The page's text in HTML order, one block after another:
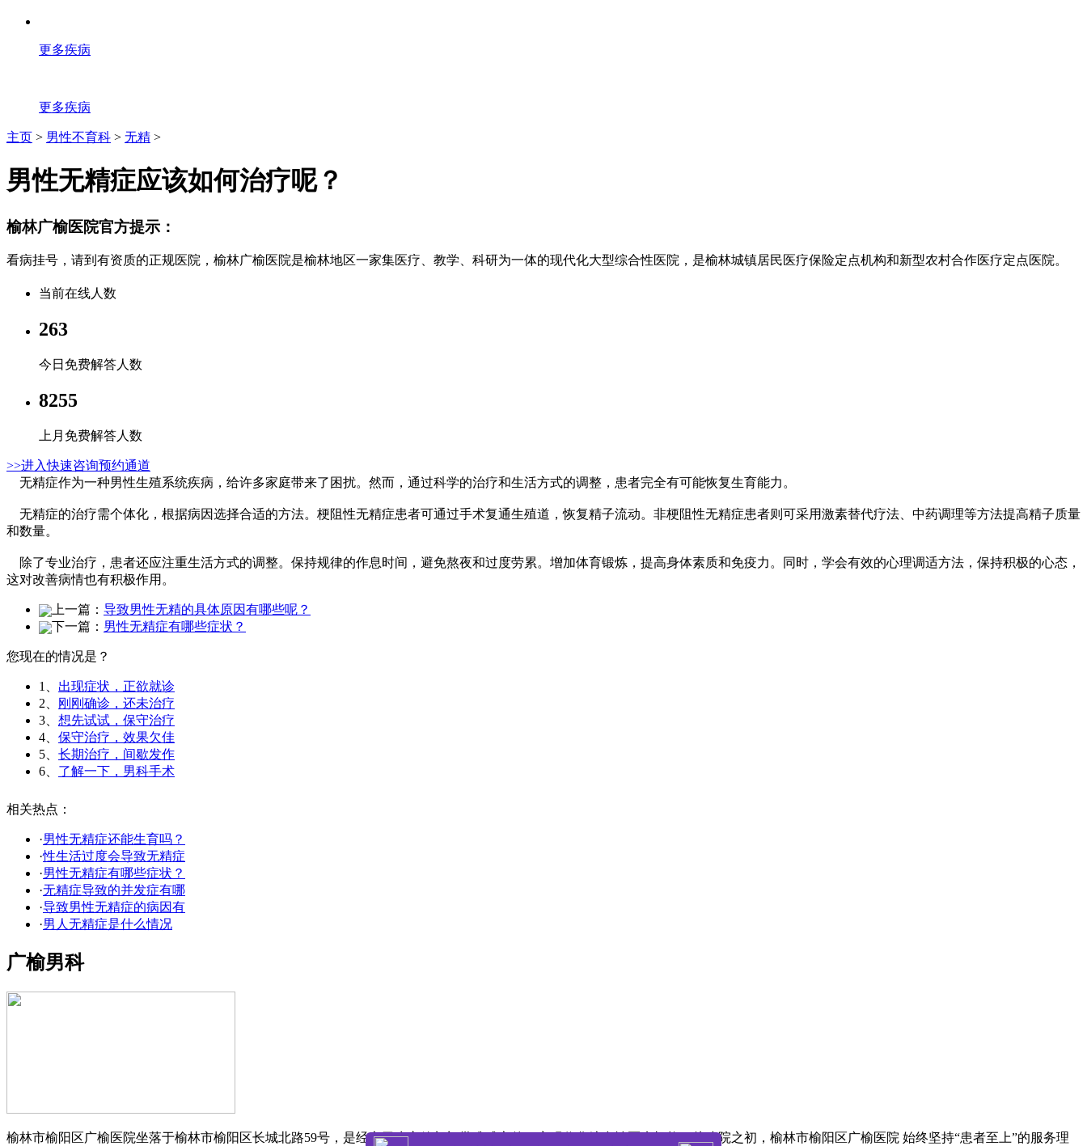
更多疾病
更多疾病
主页 > 男性不育科 > 无精 >
男性无精症应该如何治疗呢？
榆林广榆医院官方提示：
看病挂号，请到有资质的正规医院，榆林广榆医院是榆林地区一家集医疗、教学、科研为一体的现代化大型综合性医院，是榆林城镇居民医疗保险定点机构和新型农村合作医疗定点医院。
当前在线人数
263
今日免费解答人数
8255
上月免费解答人数
>>进入快速咨询预约通道
无精症作为一种男性生殖系统疾病，给许多家庭带来了困扰。然而，通过科学的治疗和生活方式的调整，患者完全有可能恢复生育能力。
无精症的治疗需个体化，根据病因选择合适的方法。梗阻性无精症患者可通过手术复通生殖道，恢复精子流动。非梗阻性无精症患者则可采用激素替代疗法、中药调理等方法提高精子质量
和数量。
除了专业治疗，患者还应注重生活方式的调整。保持规律的作息时间，避免熬夜和过度劳累。增加体育锻炼，提高身体素质和免疫力。同时，学会有效的心理调适方法，保持积极的心态，
这对改善病情也有积极作用。
上一篇： 导致男性无精的具体原因有哪些呢？
下一篇： 男性无精症有哪些症状？​
您现在的情况是？
1、 出现症状，正欲就诊
2、
刚刚确诊，还未治疗
3、 想先试试，保守治疗
4、 保守治疗，效果欠佳
5、 长期治疗，间歇发作
6、 了解一下，男科手术
相关热点：
·男性无精症还能生育吗？
·性生活过度会导致无精症
·男性无精症有哪些症状？
·无精症导致的并发症有哪
·导致男性无精症的病因有
·男人无精症是什么情况
广榆男科
榆林市榆阳区广榆医院坐落于榆林市榆阳区长城北路59号，是经市卫生主管部门批准成立的一家现代化综合性医疗机构，从建院之初，榆林市榆阳区广榆医院 始终坚持“患者至上”的服务理